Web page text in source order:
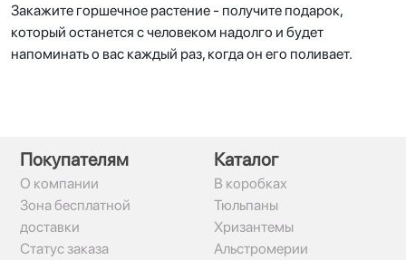
Закажите горшечное растение - получите подарок,
который останется с человеком надолго и будет
напоминать о вас каждый раз, когда он его поливает.
Покупателям
О компании
Зона бесплатной
доставки
Статус заказа
Каталог
В коробках
Тюльпаны
Хризантемы
Альстромерии